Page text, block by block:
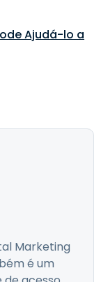
Ajudá-lo a
Marketing
é um